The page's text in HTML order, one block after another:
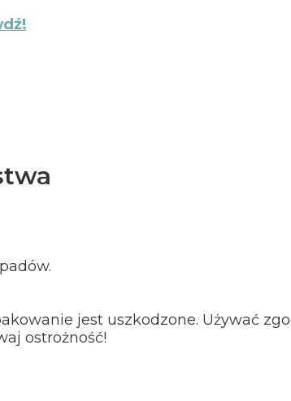
jest uszkodzone. Używać
ostrożność!